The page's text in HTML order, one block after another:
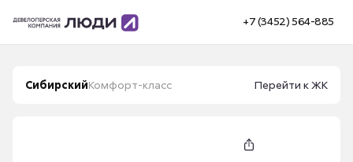
+7 (3452) 564-885
СибирскийКомфорт-класс Перейти к ЖК